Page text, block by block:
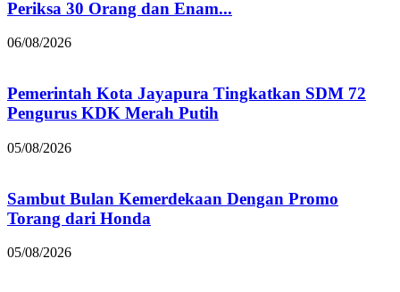
Periksa 30 Orang dan Enam...
06/08/2026
Pemerintah Kota Jayapura Tingkatkan SDM 72
Pengurus KDK Merah Putih
05/08/2026
Sambut Bulan Kemerdekaan Dengan Promo
Torang dari Honda
05/08/2026